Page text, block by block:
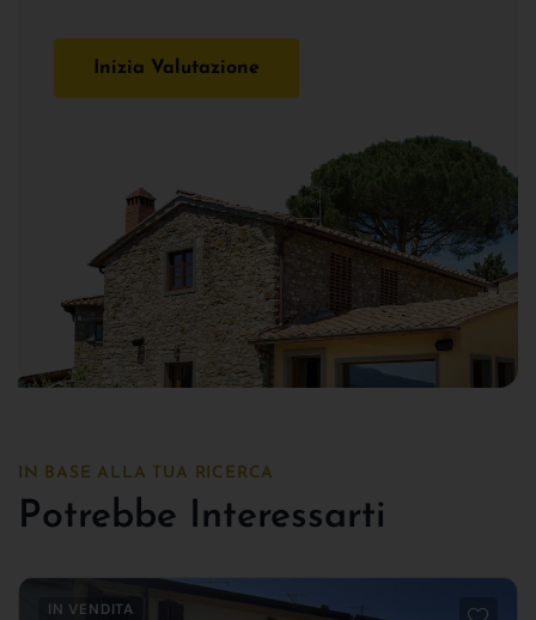
Inizia Valutazione
IN BASE ALLA TUA RICERCA
Potrebbe Interessarti
IN VENDITA